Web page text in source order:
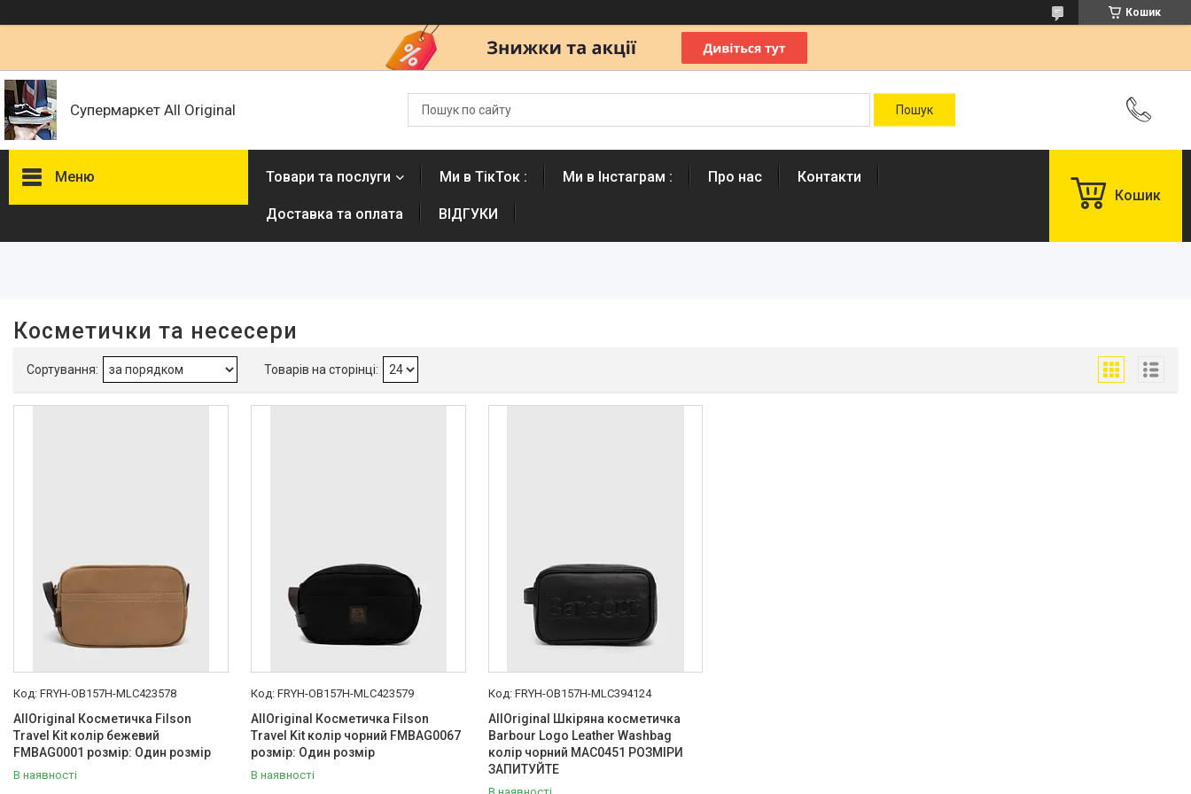
Кошик
Супермаркет All Original
Меню
В наявності 3
Товари та послуги Ми в ТікТок : Ми в Інстаграм : Про нас Контакти
Доставка та оплата ВІДГУКИ
Кошик
Косметички та несесери
FRYH-OB157H-MLC423578
AllOriginal Косметичка Filson
Travel Kit колір бежевий
FMBAG0001 розмір: Один розмір
В наявності
FRYH-OB157H-MLC423579
AllOriginal Косметичка Filson
Travel Kit колір чорний FMBAG0067
розмір: Один розмір
В наявності
FRYH-OB157H-MLC394124
AllOriginal Шкіряна косметичка
Barbour Logo Leather Washbag
колір чорний MAC0451 РОЗМІРИ
ЗАПИТУЙТЕ